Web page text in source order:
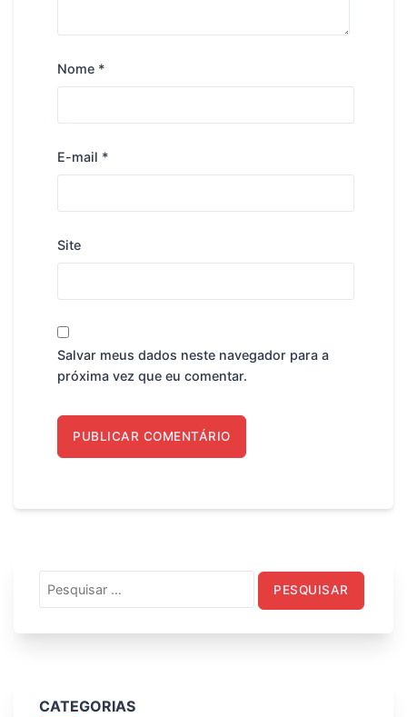
Nome *
E-mail *
Site
Salvar meus dados neste navegador para a
próxima vez que eu comentar.
por:
CATEGORIAS